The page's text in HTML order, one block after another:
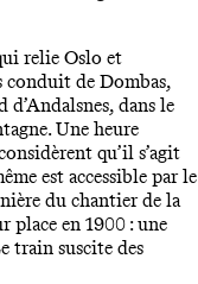
relie Oslo et
conduit de Dombas,
dans le
Une heure
qu’il s’agit
est accessible par le
du chantier de la
place en 1900 : une
train suscite des